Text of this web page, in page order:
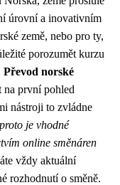
úrovní a inovativním
země, nebo pro ty,
porozumět kurzu
Převod norské
na první pohled
nástroji to zvládne
je vhodné
online směnáren
vždy aktuální
rozhodnutí o směně.